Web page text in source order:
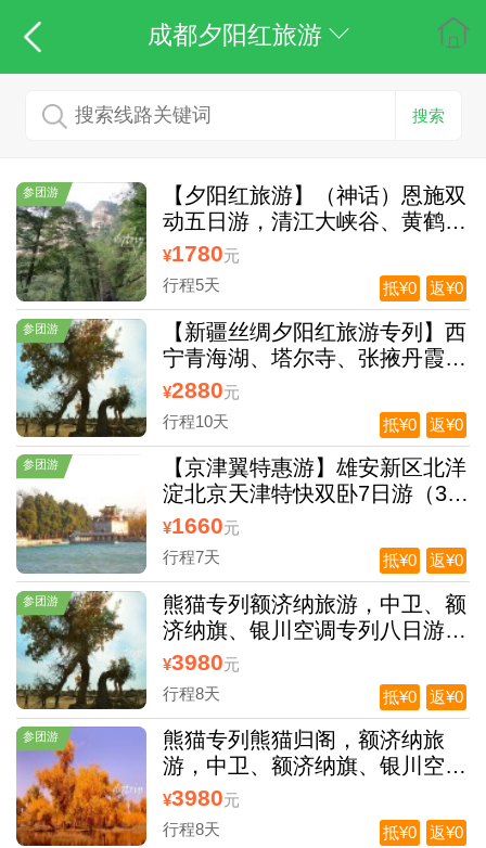
成都夕阳红旅游
搜索
参团游
【夕阳红旅游】（神话）恩施双
动五日游，清江大峡谷、黄鹤桥
峰林、女儿城、大峡谷、土司城
双动纯玩五日游 (0自费0购物)
¥1780元
行程5天
返¥0
抵¥0
参团游
【新疆丝绸夕阳红旅游专列】西
宁青海湖、塔尔寺、张掖丹霞地
貌、嘉峪关、敦煌鸣沙山、月牙
泉、莫高窟、吐鲁番坎儿井、葡
萄沟、新疆天山天池、二道桥空
调包列11日（0自费0购物）
¥2880元
行程10天
返¥0
抵¥0
参团游
【京津翼特惠游】雄安新区北洋
淀北京天津特快双卧7日游（3
店；保底680元）夕阳红
¥1660元
行程7天
返¥0
抵¥0
参团游
熊猫专列额济纳旅游，中卫、额
济纳旗、银川空调专列八日游旅
游团
¥3980元
行程8天
返¥0
抵¥0
参团游
熊猫专列熊猫归阁，额济纳旅
游，中卫、额济纳旗、银川空调
专列八日游旅游团
¥3980元
行程8天
返¥0
抵¥0